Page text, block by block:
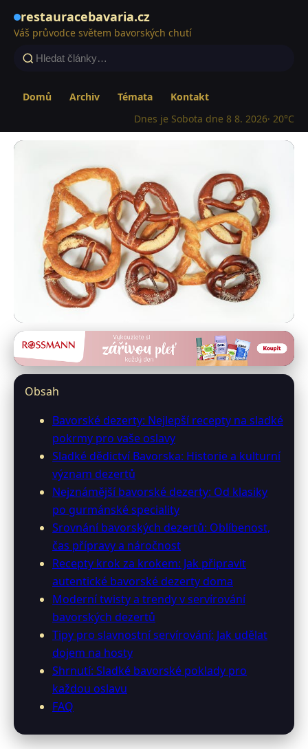
restauracebavaria.cz
Váš průvodce světem bavorských chutí
Domů Archiv Témata
Kontakt
Dnes je Sobota dne 8 8. 2026· 20°C
restauracebavaria.cz
Oslavte s Bavorskými Dezerty: Od
Klasiky po Moderní Twisty
16. 5. 2026 · 10 min čtení · Autor: Michaela Hartmannová
Obsah
Bavorské dezerty: Nejlepší recepty na sladké
pokrmy pro vaše oslavy
Sladké dědictví Bavorska: Historie a kulturní
význam dezertů
Nejznámější bavorské dezerty: Od klasiky
po gurmánské speciality
Srovnání bavorských dezertů: Oblíbenost,
čas přípravy a náročnost
Recepty krok za krokem: Jak připravit
autentické bavorské dezerty doma
Moderní twisty a trendy v servírování
bavorských dezertů
Tipy pro slavnostní servírování: Jak udělat
dojem na hosty
Shrnutí: Sladké bavorské poklady pro
každou oslavu
FAQ